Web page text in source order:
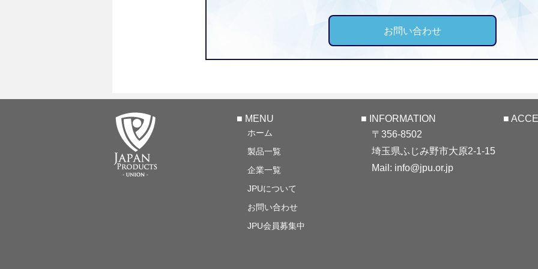
お問い合わせ
■ MENU
ホーム
製品一覧
企業一覧
JPUについて
お問い合わせ
JPU会員募集中
■ INFORMATION
〒356-8502
埼玉県ふじみ野市大原2-1-15
Mail: info@jpu.or.jp
■